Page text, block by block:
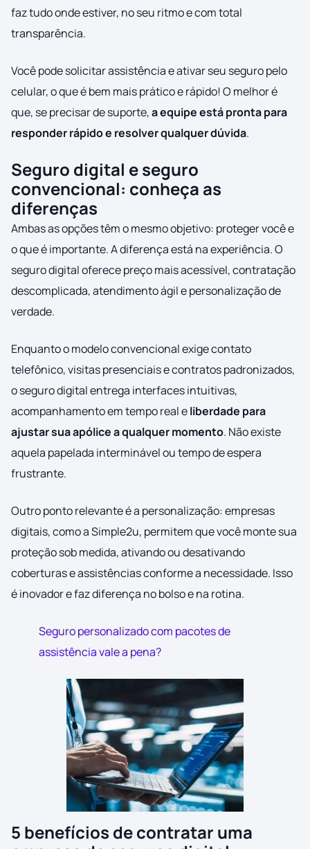
faz tudo onde estiver, no seu ritmo e com total
transparência.
Você pode solicitar assistência e ativar seu seguro pelo
celular, o que é bem mais prático e rápido! O melhor é
que, se precisar de suporte,a equipe está pronta para
responder rápido e resolver qualquer dúvida.
Seguro digital e seguro
convencional: conheça as
diferenças
Ambas as opções têm o mesmo objetivo: proteger você e
o que é importante. A diferença está na experiência. O
seguro digital oferece preço mais acessível, contratação
descomplicada, atendimento ágil e personalização de
verdade.
Enquanto o modelo convencional exige contato
telefônico, visitas presenciais e contratos padronizados,
o seguro digital entrega interfaces intuitivas,
acompanhamento em tempo real eliberdade para
ajustar sua apólice a qualquer momento. Não existe
aquela papelada interminável ou tempo de espera
frustrante.
Outro ponto relevante é a personalização: empresas
digitais, como a Simple2u, permitem que você monte sua
proteção sob medida, ativando ou desativando
coberturas e assistências conforme a necessidade. Isso
é inovador e faz diferença no bolso e na rotina.
Seguro personalizado com pacotes de
assistência vale a pena?
5 benefícios de contratar uma